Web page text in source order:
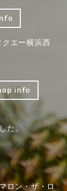
エー横浜西
info
た。
ロン・ザ・ロ